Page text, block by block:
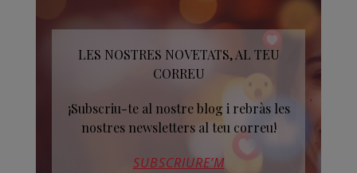
LES NOSTRES NOVETATS, AL TEU
CORREU
¡Subscriu-te al nostre blog i rebràs les
nostres newsletters al teu correu!
SUBSCRIURE’M